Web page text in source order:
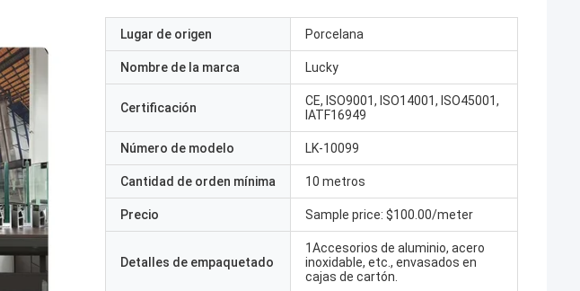
Lugar de origen Porcelana
Nombre de la marca Lucky
Certificación
CE, ISO9001, ISO14001, ISO45001,
IATF16949
Número de modelo LK-10099
Cantidad de orden mínima 10 metros
Precio Sample price: $100.00/meter
Detalles de empaquetado
1Accesorios de aluminio, acero
inoxidable, etc., envasados en
cajas de cartón.